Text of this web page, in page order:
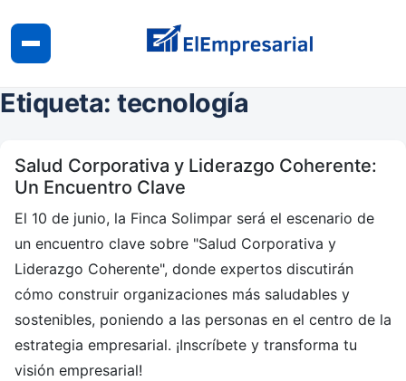
Etiqueta: tecnología
Salud Corporativa y Liderazgo Coherente:
Un Encuentro Clave
El 10 de junio, la Finca Solimpar será el escenario de
un encuentro clave sobre "Salud Corporativa y
Liderazgo Coherente", donde expertos discutirán
cómo construir organizaciones más saludables y
sostenibles, poniendo a las personas en el centro de la
estrategia empresarial. ¡Inscríbete y transforma tu
visión empresarial!